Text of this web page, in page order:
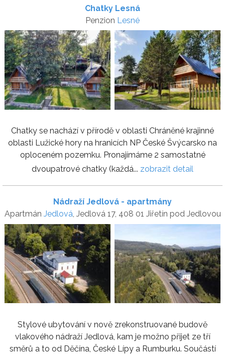
Chatky Lesná
Penzion Lesné
Chatky se nachází v přírodě v oblasti Chráněné krajinné
oblasti Lužické hory na hranicích NP České Švýcarsko na
oploceném pozemku. Pronajímáme 2 samostatné
dvoupatrové chatky (každá... zobrazit detail
Nádraží Jedlová - apartmány
Apartmán Jedlová, Jedlová 17, 408 01 Jiřetín pod Jedlovou
Stylové ubytování v nově zrekonstruované budově
vlakového nádraží Jedlová, kam je možno přijet ze tří
směrů a to od Děčína, České Lípy a Rumburku. Součástí